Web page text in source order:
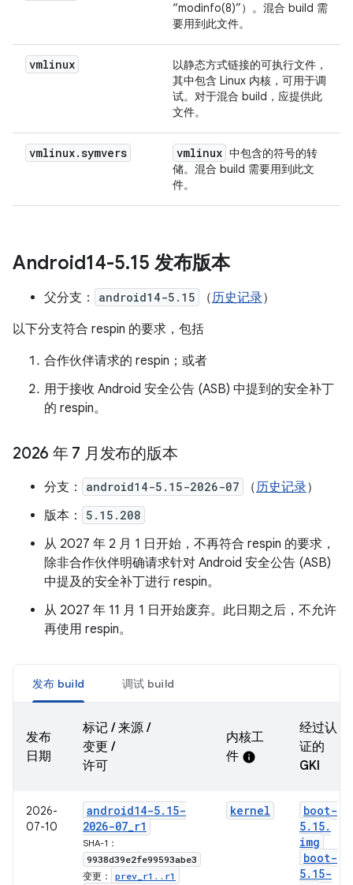
“modinfo(8)”）。混合 build 需
要用到此文件。
vmlinux
以静态方式链接的可执行文件，
其中包含 Linux 内核，可用于调
试。对于混合 build，应提供此
文件。
vmlinux.symvers vmlinux 中包含的符号的转
储。混合 build 需要用到此文
件。
Android14-5.15 发布版本
父分支： android14-5.15 （历史记录）
以下分支符合 respin 的要求，包括
合作伙伴请求的 respin；或者
用于接收 Android 安全公告 (ASB) 中提到的安全补丁
的 respin。
2026 年 7 月发布的版本
分支： android14-5.15-2026-07 （历史记录）
版本：
5.15.208
从 2027 年 2 月 1 日开始，不再符合 respin 的要求，
除非合作伙伴明确请求针对 Android 安全公告 (ASB)
中提及的安全补丁进行 respin。
从 2027 年 11 月 1 日开始废弃。此日期之后，不允许
再使用 respin。
发布 build 调试 build
发布
日期
标记 / 来源 /
变更 /
许可
内核工
件 info
经过认
证的
GKI
2026-
07-10
android14-5. 15-
2026-07_r1
SHA-1：
9938d39e2fe99593abe3
变更： prev r1 . . r1
kernel
boot-
5. 15.
img
boot-
5. 15-